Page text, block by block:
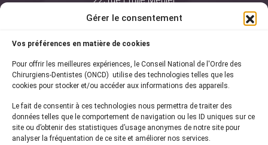
Gérer le consentement
Vos préférences en matière de cookies
Pour offrir les meilleures expériences, le Conseil National de l'Ordre des
Chirurgiens-Dentistes (ONCD) utilise des technologies telles que les
cookies pour stocker et/ou accéder aux informations des appareils.
Le fait de consentir à ces technologies nous permettra de traiter des
données telles que le comportement de navigation ou les ID uniques sur ce
site ou d’obtenir des statistiques d’usage anonymes de notre site pour
analyser la fréquentation de ce site et améliorer nos services.
75761 Paris Cedex 16
01 44 34 78 80
courrier@oncd.org
Actualités
Presse
Informations légales